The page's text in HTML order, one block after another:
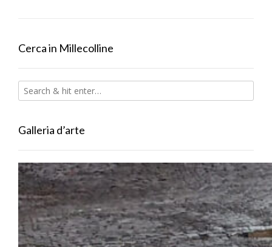
Cerca in Millecolline
Galleria d’arte